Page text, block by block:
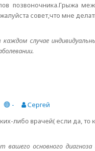
позвоночника.Грыжа
совет,что мне
каждом случае
-
Сергей
либо врачей( если да,
вашего основного